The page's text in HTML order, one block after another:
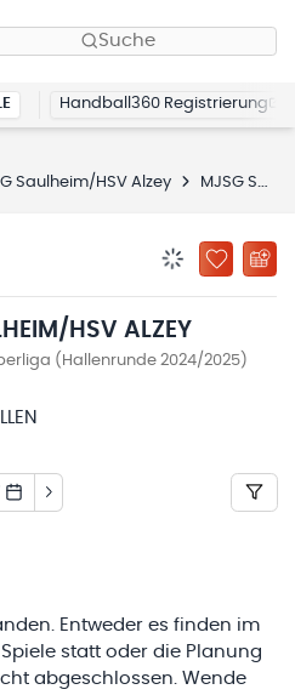
Suche
Handball360 Registrierung
Saulheim/HSV Alzey MJSG SG Saulheim/HSV Alzey
ZU
HSV ALZEY
(Hallenrunde 2024/2025)
Entweder es finden im
statt oder die Planung
abgeschlossen. Wende